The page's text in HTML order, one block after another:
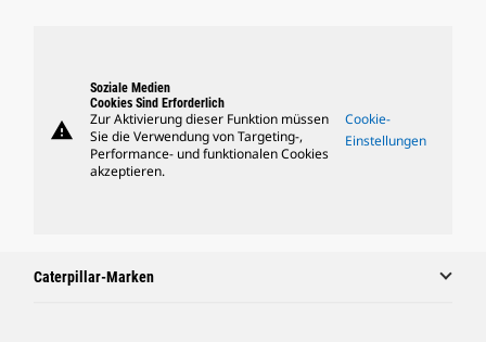
warning
Soziale Medien
Cookies Sind Erforderlich
Zur Aktivierung dieser Funktion müssen
Sie die Verwendung von Targeting-,
Performance- und funktionalen Cookies
akzeptieren.
Cookie-
Einstellungen
Caterpillar-Marken